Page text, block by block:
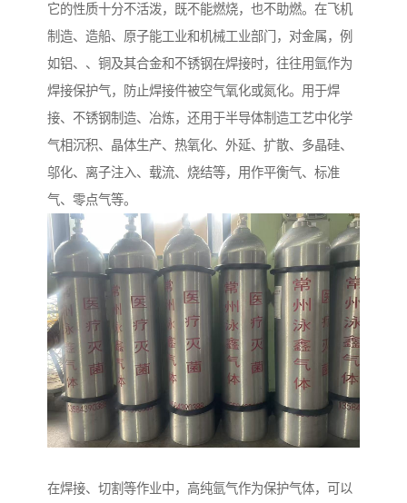
它的性质十分不活泼，既不能燃烧，也不助燃。在飞机
制造、造船、原子能工业和机械工业部门，对金属，例
如铝、、铜及其合金和不锈钢在焊接时，往往用氩作为
焊接保护气，防止焊接件被空气氧化或氮化。用于焊
接、不锈钢制造、冶炼，还用于半导体制造工艺中化学
气相沉积、晶体生产、热氧化、外延、扩散、多晶硅、
邬化、离子注入、载流、烧结等，用作平衡气、标准
气、零点气等。
在焊接、切割等作业中，高纯氩气作为保护气体，可以